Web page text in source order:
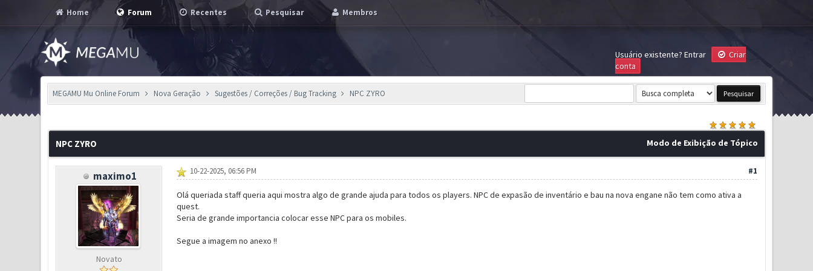
Home Forum Recentes Pesquisar Membros
Usuário existente? Entrar
Criar
conta
MEGAMU Mu Online Forum Nova Geração Sugestões / Correções / Bug Tracking NPC ZYRO
Modo de Exibição de Tópico
NPC ZYRO
maximo1
Novato
#1
10-22-2025, 06:56 PM
Olá queriada staff queria aqui mostra algo de grande ajuda para todos os players. NPC de expasão de inventário e bau na nova engane não tem como ativa a
quest.
Seria de grande importancia colocar esse NPC para os mobiles.
Segue a imagem no anexo !!